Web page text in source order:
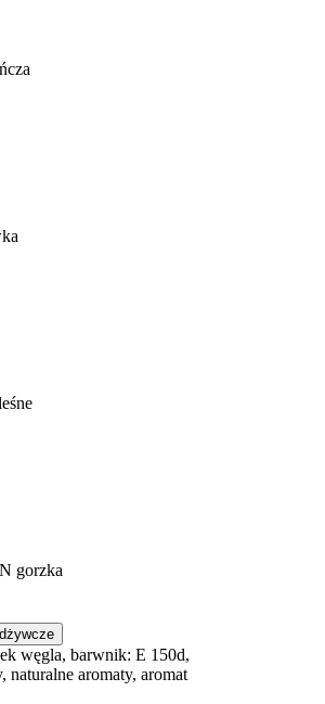
gorzka
węgla, barwnik: E 150d,
aromaty, aromat